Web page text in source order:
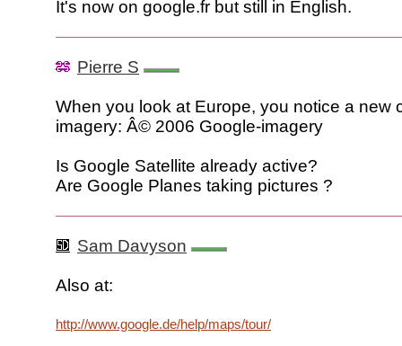
It's now on google.fr but still in English.
Pierre S
When you look at Europe, you notice a new
imagery: Â© 2006 Google-imagery
Is Google Satellite already active?
Are Google Planes taking pictures ?
Sam Davyson
Also at:
http://www.google.de/help/maps/tour/